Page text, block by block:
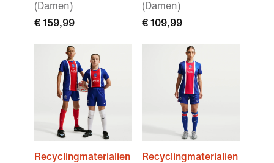
(Damen)
€ 159,99
(Damen)
€ 109,99
Recyclingmaterialien
Recyclingmaterialien